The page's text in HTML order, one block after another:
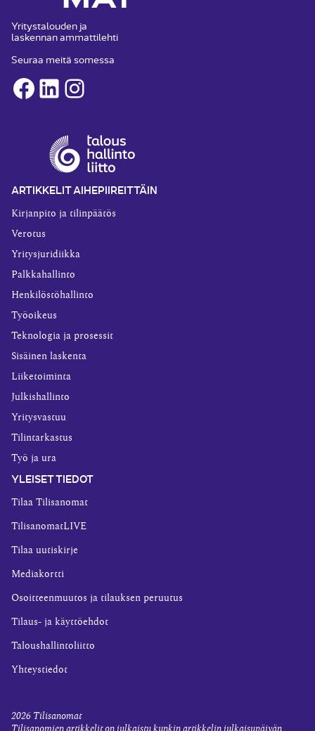
Yritystalouden ja
laskennan ammattilehti
Seuraa meitä somessa
Facebook
LinkedInInstagram
ARTIKKELIT AIHEPIIREITTÄIN
Kirjanpito ja tilinpäätös
Verotus
Yritysjuridiikka
Palkkahallinto
Henkilöstöhallinto
Työoikeus
Teknologia ja prosessit
Sisäinen laskenta
Liiketoiminta
Julkishallinto
Yritysvastuu
Tilintarkastus
Työ ja ura
YLEISET TIEDOT
Tilaa Tilisanomat
TilisanomatLIVE
Tilaa uutiskirje
Mediakortti
Osoitteenmuutos ja tilauksen peruutus
Tilaus- ja käyttöehdot
Taloushallintoliitto
Yhteystiedot
2026 Tilisanomat
Tilisanomien artikkelit on julkaistu kunkin artikkelin julkaisupäivän